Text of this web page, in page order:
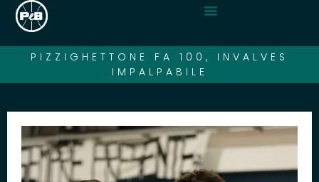
PIZZIGHETTONE FA 100, INVALVES
IMPALPABILE